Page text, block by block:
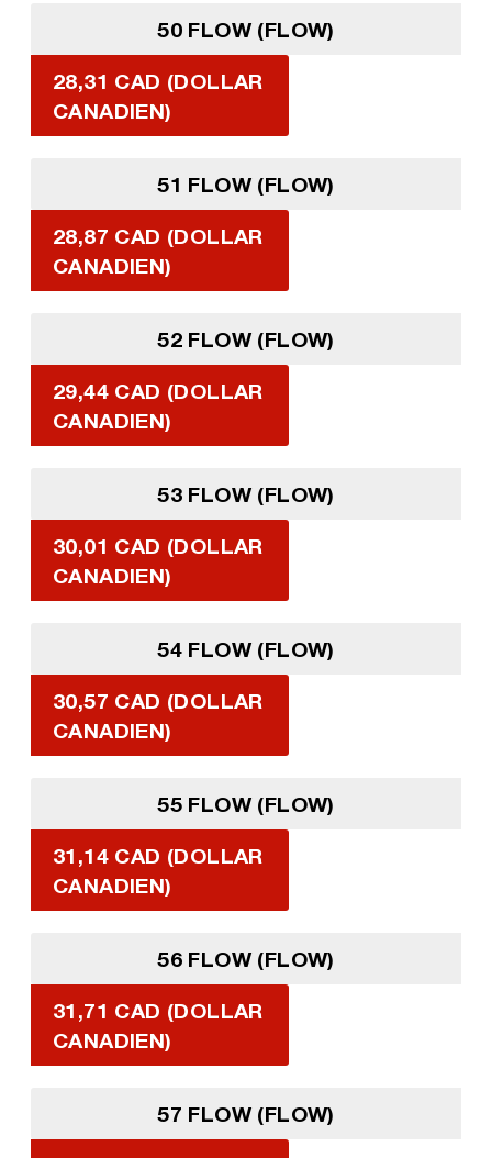
50 FLOW (FLOW)
28,31 CAD (DOLLAR
CANADIEN)
51 FLOW (FLOW)
28,87 CAD (DOLLAR
CANADIEN)
52 FLOW (FLOW)
29,44 CAD (DOLLAR
CANADIEN)
53 FLOW (FLOW)
30,01 CAD (DOLLAR
CANADIEN)
54 FLOW (FLOW)
30,57 CAD (DOLLAR
CANADIEN)
55 FLOW (FLOW)
31,14 CAD (DOLLAR
CANADIEN)
56 FLOW (FLOW)
31,71 CAD (DOLLAR
CANADIEN)
57 FLOW (FLOW)